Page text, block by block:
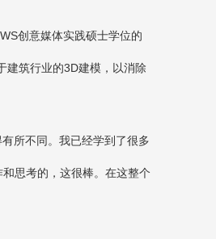
创意媒体实践硕士学位的
建筑行业的3D建模，以消除
所不同。我已经学到了很多
思考的，这很棒。在这整个